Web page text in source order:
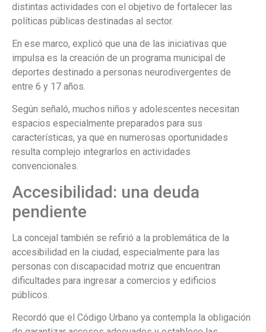
distintas actividades con el objetivo de fortalecer las
políticas públicas destinadas al sector.
En ese marco, explicó que una de las iniciativas que
impulsa es la creación de un programa municipal de
deportes destinado a personas neurodivergentes de
entre 6 y 17 años.
Según señaló, muchos niños y adolescentes necesitan
espacios especialmente preparados para sus
características, ya que en numerosas oportunidades
resulta complejo integrarlos en actividades
convencionales.
Accesibilidad: una deuda
pendiente
La concejal también se refirió a la problemática de la
accesibilidad en la ciudad, especialmente para las
personas con discapacidad motriz que encuentran
dificultades para ingresar a comercios y edificios
públicos.
Recordó que el Código Urbano ya contempla la obligación